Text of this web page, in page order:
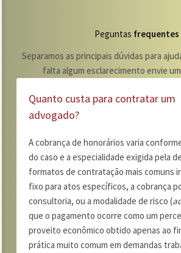
Peguntas frequentes
Separamos as principais dúvidas para
falta algum esclarecimento envie
Quanto custa para contratar um
advogado?
A cobrança de honorários varia
do caso e a especialidade exigida pela
formatos de contratação mais comuns
fixo para atos específicos, a cobrança
consultoria, ou a modalidade de risco (
que o pagamento ocorre como um
proveito econômico obtido apenas ao
prática muito comum em demandas